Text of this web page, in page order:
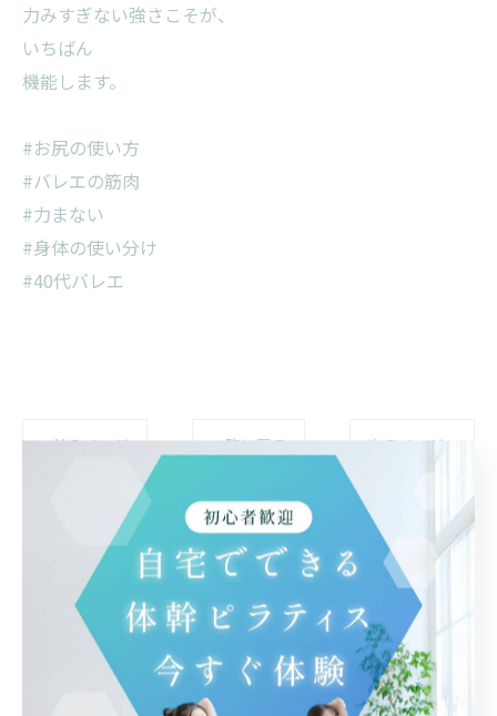
力みすぎない強さこそが、
いちばん
機能します。
#お尻の使い方
#バレエの筋肉
#力まない
#身体の使い分け
#40代バレエ
< 前のページ 一覧に戻る 次のページ >
カテゴリー Categories
全てのカテゴリー
自宅
体験